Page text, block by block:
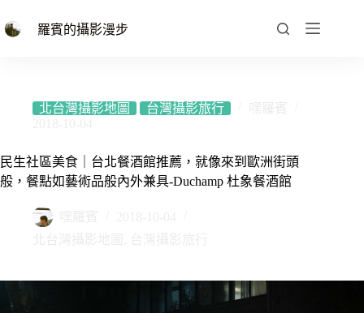
至
羅賓的攝影漫步
北台灣攝影地圖 台灣攝影旅行
民生社區美食｜台北餐酒館推薦，就像來到歐洲街頭
般，餐點如藝術品般內外兼具-Duchamp 杜象餐酒館